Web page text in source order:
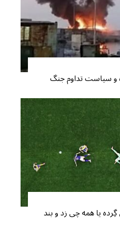
سیاست تداوم جنگ
یا همه چی زد و بند